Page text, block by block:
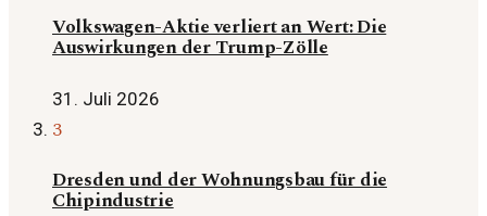
Volkswagen-Aktie verliert an Wert: Die
Auswirkungen der Trump-Zölle
31. Juli 2026
3
Dresden und der Wohnungsbau für die
Chipindustrie